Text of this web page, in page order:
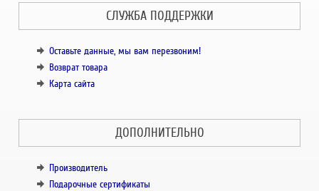
СЛУЖБА ПОДДЕРЖКИ
Оставьте данные, мы вам перезвоним!
Возврат товара
Карта сайта
ДОПОЛНИТЕЛЬНО
Производитель
Подарочные сертификаты